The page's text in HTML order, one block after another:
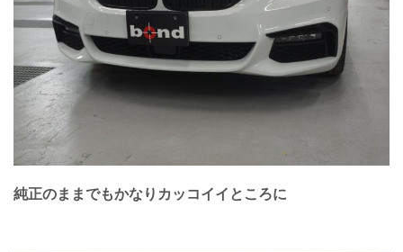
純正のままでもかなりカッコイイところに